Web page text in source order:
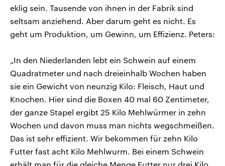
eklig sein. Tausende von ihnen in der Fabrik sind
seltsam anziehend. Aber darum geht es nicht. Es
geht um Produktion, um Gewinn, um Effizienz. Peters:
„In den Niederlanden lebt ein Schwein auf einem
Quadratmeter und nach dreieinhalb Wochen haben
sie ein Gewicht von neunzig Kilo: Fleisch, Haut und
Knochen. Hier sind die Boxen 40 mal 60 Zentimeter,
der ganze Stapel ergibt 25 Kilo Mehlwürmer in zehn
Wochen und davon muss man nichts wegschmeißen.
Das ist sehr effizient. Wir bekommen für zehn Kilo
Futter fast acht Kilo Mehlwurm. Bei einem Schwein